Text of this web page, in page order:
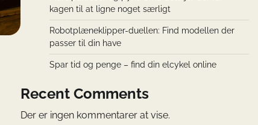
kagen til at ligne noget særligt
Robotplæneklipper-duellen: Find modellen der
passer til din have
Spar tid og penge – find din elcykel online
Recent Comments
Der er ingen kommentarer at vise.